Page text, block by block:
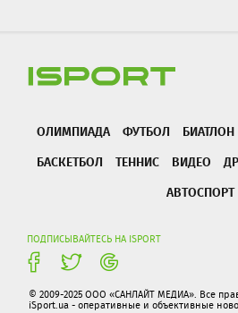
ОЛИМПИАДА ФУТБОЛ БИАТЛОН
БАСКЕТБОЛ
ТЕННИС ВИДЕО
АВТОСПОРТ
ПОДПИСЫВАЙТЕСЬ НА ISPORT
© 2009-2025 ООО «САНЛАЙТ МЕДИА». Все
iSport.ua - оперативные и объективные